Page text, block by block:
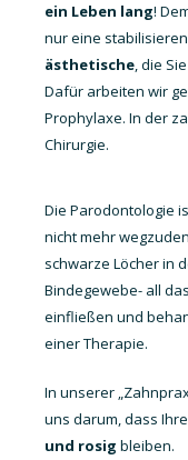
ein Leben lang!
nur eine
ästhetische, die
Dafür arbeiten wir
Prophylaxe. In der
Chirurgie.
Die Parodontologie
nicht mehr
schwarze Löcher in
Bindegewebe- all
einfließen und
einer Therapie.
In unserer
uns darum, dass
und rosig bleiben.